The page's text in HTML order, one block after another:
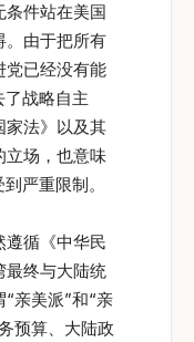
条件站在美国
。由于把所有
党已经没有能
了战略自主
家法》以及其
立场，也意味
严重限制。
遵循《中华民
最终与大陆统
亲美派”和“亲
预算、大陆政